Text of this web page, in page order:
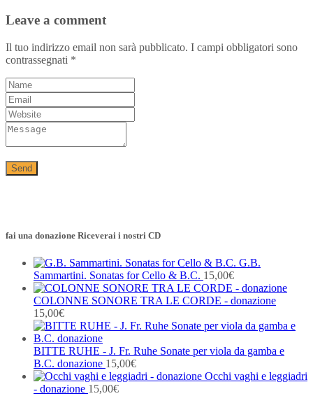
Leave a comment
Il tuo indirizzo email non sarà pubblicato. I campi obbligatori sono
contrassegnati *
fai una donazione Riceverai i nostri CD
G.B.
Sammartini. Sonatas for Cello & B.C. 15,00€
COLONNE SONORE TRA LE CORDE - donazione
15,00€
BITTE RUHE - J. Fr. Ruhe Sonate per viola da gamba e
B.C. donazione 15,00€
Occhi vaghi e leggiadri
- donazione 15,00€